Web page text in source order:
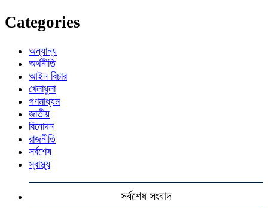
Categories
অন্যান্য
অর্থনীতি
আইন বিচার
খেলাধুলা
গণমাধ্যম
জাতীয়
বিনোদন
রাজনীতি
সর্বশেষ
স্বাস্থ্য
সর্বশেষ সংবাদ